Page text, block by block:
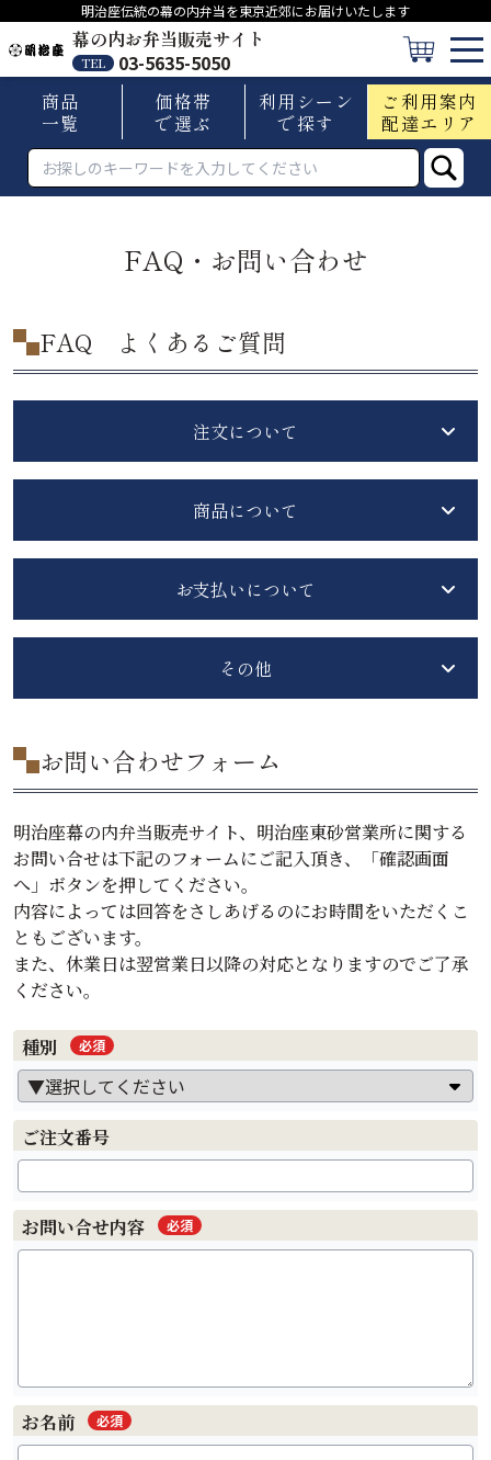
明治座伝統の幕の内弁当を東京近郊にお届けいたします
幕の内お弁当販売サイト
TEL
03-5635-5050
商品
一覧
価格帯
で選ぶ
利用シーン
で探す
ご利用案内
配達エリア
FAQ・お問い合わせ
FAQ よくあるご質問
注文について
商品について
お支払いについて
その他
お問い合わせフォーム
明治座幕の内弁当販売サイト、明治座東砂営業所に関する
お問い合せは下記のフォームにご記入頂き、「確認画面
へ」ボタンを押してください。
内容によっては回答をさしあげるのにお時間をいただくこ
ともございます。
また、休業日は翌営業日以降の対応となりますのでご了承
ください。
種別 必須
ご注文番号
お問い合せ内容 必須
お名前 必須